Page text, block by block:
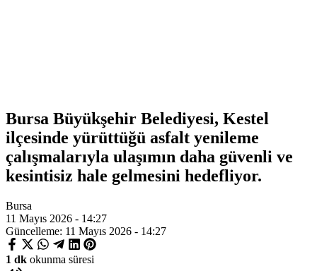
Bursa Büyükşehir Belediyesi, Kestel
ilçesinde yürüttüğü asfalt yenileme
çalışmalarıyla ulaşımın daha güvenli ve
kesintisiz hale gelmesini hedefliyor.
Bursa
11 Mayıs 2026 - 14:27
Güncelleme: 11 Mayıs 2026 - 14:27
1 dk okunma süresi